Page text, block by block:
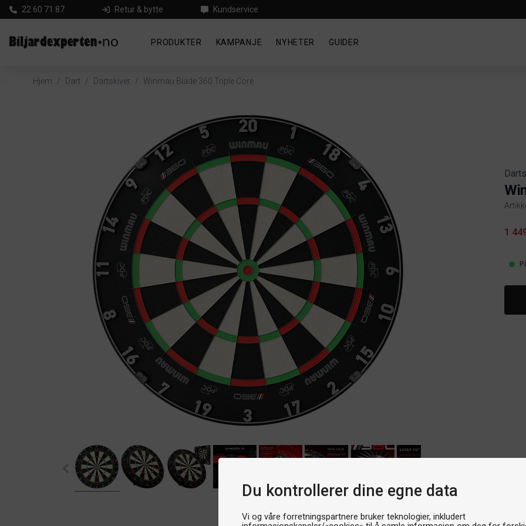
Du kontrollerer dine egne data
Vi og våre forretningspartnere bruker teknologier, inkludert
22 60 71 87 Retur & bytte Kundservice
PRODUKTER KAMPANJE NYHETER GUIDER
Hjem / Dart / Dartskiver / Winmau Blade 360 Triple Core
1